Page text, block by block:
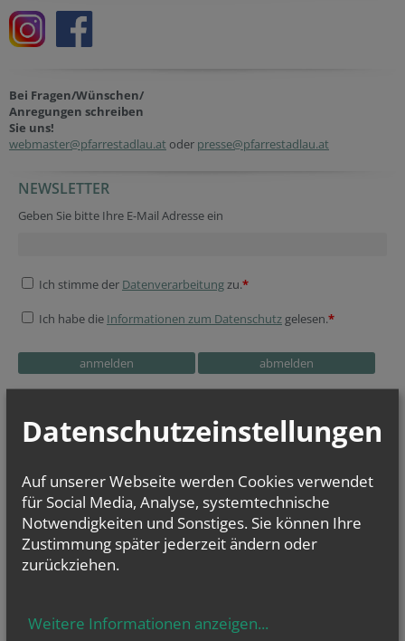
Bei Fragen/Wünschen/
Anregungen schreiben
Sie uns!
webmaster@pfarrestadlau.at oder presse@pfarrestadlau.at
NEWSLETTER
Geben Sie bitte Ihre E-Mail Adresse ein
Ich stimme der Datenverarbeitungzu.*
Ich habe die Informationen zum Datenschutz gelesen.*
So.., 09. August 2026 08:00
Datenschutzeinstellungen
Auf unserer Webseite werden Cookies verwendet
für Social Media, Analyse, systemtechnische
Notwendigkeiten und Sonstiges. Sie können Ihre
Zustimmung später jederzeit ändern oder
zurückziehen.
Weitere Informationen anzeigen...